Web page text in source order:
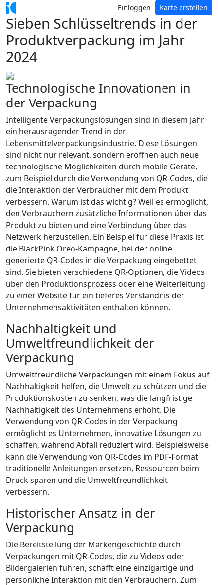
Einloggen Karte erstellen
Sieben Schlüsseltrends in der
Produktverpackung im Jahr
2024
Technologische Innovationen in
der Verpackung
Intelligente Verpackungslösungen sind in diesem Jahr
ein herausragender Trend in der
Lebensmittelverpackungsindustrie. Diese Lösungen
sind nicht nur relevant, sondern eröffnen auch neue
technologische Möglichkeiten durch mobile Geräte,
zum Beispiel durch die Verwendung von QR-Codes, die
die Interaktion der Verbraucher mit dem Produkt
verbessern. Warum ist das wichtig? Weil es ermöglicht,
den Verbrauchern zusätzliche Informationen über das
Produkt zu bieten und eine Verbindung über das
Netzwerk herzustellen. Ein Beispiel für diese Praxis ist
die BlackPink Oreo-Kampagne, bei der online
generierte QR-Codes in die Verpackung eingebettet
sind. Sie bieten verschiedene QR-Optionen, die Videos
über den Produktionsprozess oder eine Weiterleitung
zu einer Website für ein tieferes Verständnis der
Unternehmensaktivitäten enthalten können.
Nachhaltigkeit und
Umweltfreundlichkeit der
Verpackung
Umweltfreundliche Verpackungen mit einem Fokus auf
Nachhaltigkeit helfen, die Umwelt zu schützen und die
Produktionskosten zu senken, was die langfristige
Nachhaltigkeit des Unternehmens erhöht. Die
Verwendung von QR-Codes in der Verpackung
ermöglicht es Unternehmen, innovative Lösungen zu
schaffen, während Abfall reduziert wird. Beispielsweise
kann die Verwendung von QR-Codes im PDF-Format
traditionelle Anleitungen ersetzen, Ressourcen beim
Druck sparen und die Umweltfreundlichkeit
verbessern.
Historischer Ansatz in der
Verpackung
Die Bereitstellung der Markengeschichte durch
Verpackungen mit QR-Codes, die zu Videos oder
Bildergalerien führen, schafft eine einzigartige und
persönliche Interaktion mit den Verbrauchern. Zum